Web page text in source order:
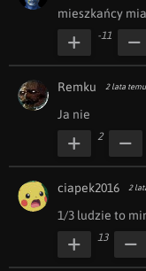
mieszkańcy
-11
Remku 2 lata temu
Ja nie
2
ciapek2016 2
1/3 ludzie to
13